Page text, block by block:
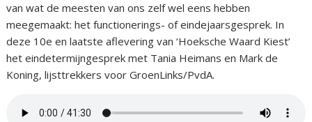
van wat de meesten van ons zelf wel eens hebben
meegemaakt: het functionerings- of eindejaarsgesprek. In
deze 10e en laatste aflevering van ‘Hoeksche Waard Kiest’
het eindetermijngesprek met Tania Heimans en Mark de
Koning, lijsttrekkers voor GroenLinks/PvdA.